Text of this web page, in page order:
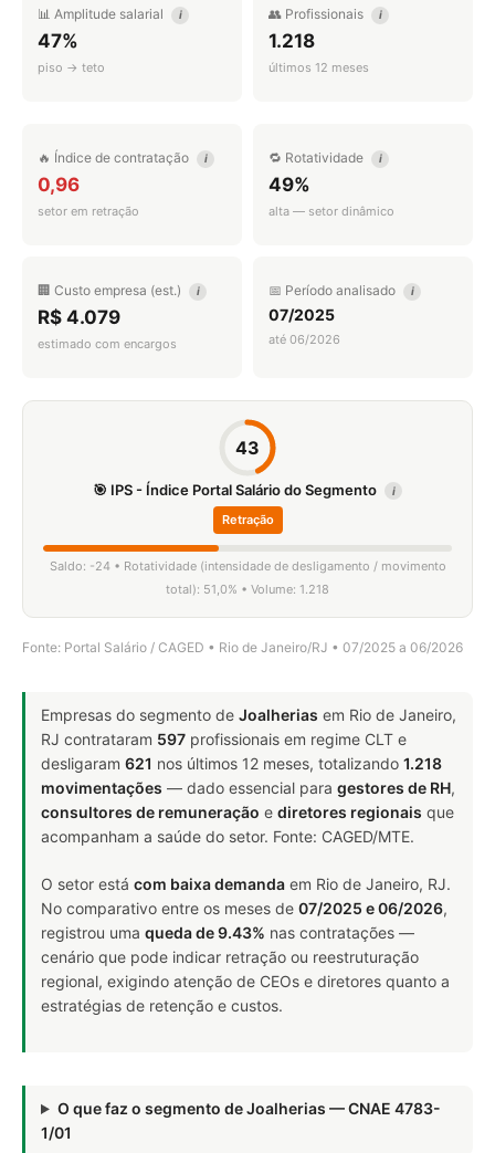
📊 Amplitude salarial i
47%
piso → teto
👥 Profissionais i
1.218
últimos 12 meses
🔥 Índice de contratação i
0,96
setor em retração
🔁 Rotatividade i
49%
alta — setor dinâmico
🏢 Custo empresa (est.) i
R$ 4.079
estimado com encargos
📅 Período analisado i
07/2025
até 06/2026
43
🎯 IPS - Índice Portal Salário do Segmento i
Retração
Saldo: -24 • Rotatividade (intensidade de desligamento / movimento
total): 51,0% • Volume: 1.218
Fonte: Portal Salário / CAGED • Rio de Janeiro/RJ • 07/2025 a 06/2026
Empresas do segmento de Joalherias em Rio de Janeiro,
RJ contrataram 597 profissionais em regime CLT e
desligaram 621 nos últimos 12 meses, totalizando 1.218
movimentações — dado essencial para gestores de RH,
consultores de remuneração e diretores regionais que
acompanham a saúde do setor. Fonte: CAGED/MTE.
O setor está com baixa demanda em Rio de Janeiro, RJ.
No comparativo entre os meses de 07/2025 e 06/2026,
registrou uma queda de 9.43% nas contratações —
cenário que pode indicar retração ou reestruturação
regional, exigindo atenção de CEOs e diretores quanto a
estratégias de retenção e custos.
O que faz o segmento de Joalherias — CNAE 4783-
1/01